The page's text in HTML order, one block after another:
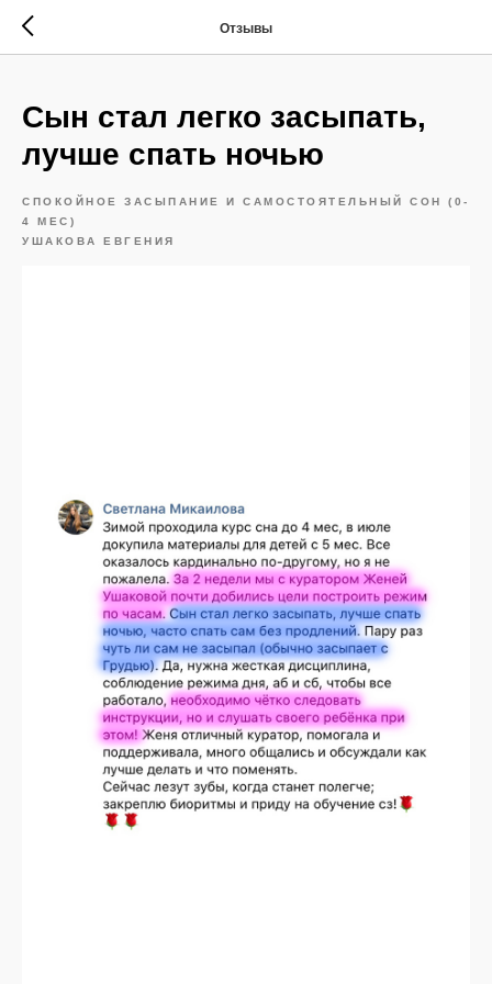
Отзывы
Сын стал легко засыпать,
лучше спать ночью
СПОКОЙНОЕ ЗАСЫПАНИЕ И САМОСТОЯТЕЛЬНЫЙ СОН (0-
4 МЕС)
УШАКОВА ЕВГЕНИЯ